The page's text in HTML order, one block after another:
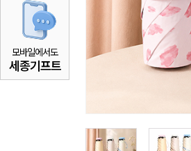
모바일에서도
세종기프트